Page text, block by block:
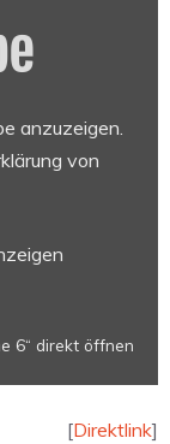
anzuzeigen.
von
6“ direkt öffnen
[Direktlink]